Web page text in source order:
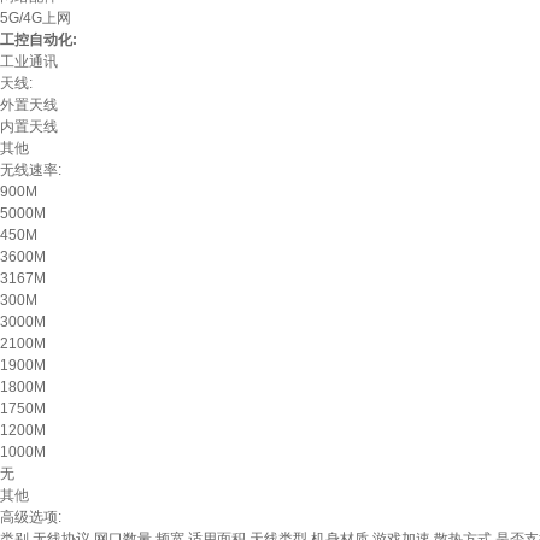
5G/4G上网
工控自动化:
工业通讯
天线:
外置天线
内置天线
其他
无线速率:
900M
5000M
450M
3600M
3167M
300M
3000M
2100M
1900M
1800M
1750M
1200M
1000M
无
其他
高级选项: